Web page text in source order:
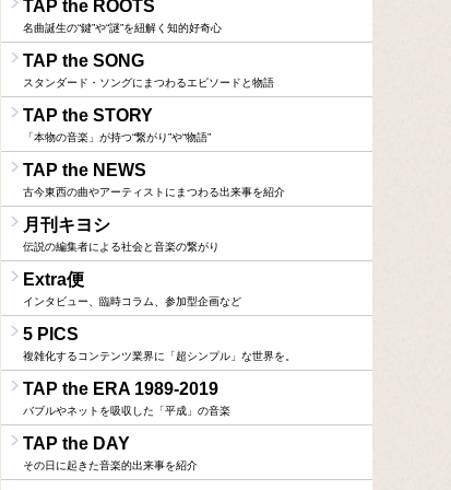
TAP the ROOTS
名曲誕生の“鍵”や“謎”を紐解く知的好奇心
TAP the SONG
スタンダード・ソングにまつわるエピソードと物語
TAP the STORY
「本物の音楽」が持つ“繋がり”や“物語”
TAP the NEWS
古今東西の曲やアーティストにまつわる出来事を紹介
月刊キヨシ
伝説の編集者による社会と音楽の繋がり
Extra便
インタビュー、臨時コラム、参加型企画など
5 PICS
複雑化するコンテンツ業界に「超シンプル」な世界を。
TAP the ERA 1989-2019
バブルやネットを吸収した「平成」の音楽
TAP the DAY
その日に起きた音楽的出来事を紹介